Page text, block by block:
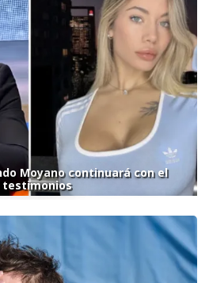
Moyano continuará con el
testimonios